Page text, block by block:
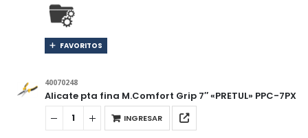
FAVORITOS
40070248
Alicate pta fina M.Comfort Grip 7″ «PRETUL» PPC-7PX
INGRESAR